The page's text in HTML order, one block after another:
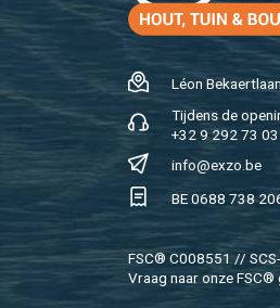
Léon
Tij­dens de
+32 9 292 73 03
info@​exzo.​be
BE 0688 738
FSC® C008551 //
Vraag naar onze